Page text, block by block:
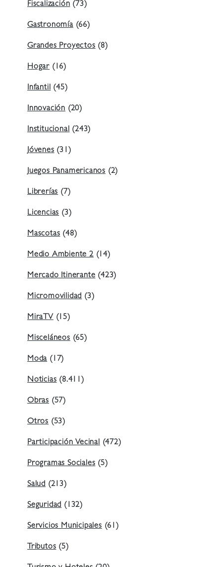
Fiscalización (73)
Gastronomía(66)
Grandes Proyectos (8)
Hogar (16)
Infantil (45)
Innovación (20)
Institucional (243)
Jóvenes (31)
Juegos Panamericanos (2)
Librerías (7)
Licencias (3)
Mascotas (48)
Medio Ambiente 2(14)
Mercado Itinerante (423)
Micromovilidad (3)
MiraTV (15)
Misceláneos (65)
Moda (17)
Noticias (8.411)
Obras (57)
Otros (53)
Participación Vecinal (472)
Programas Sociales (5)
Salud (213)
Seguridad (132)
Servicios Municipales (61)
Tributos (5)